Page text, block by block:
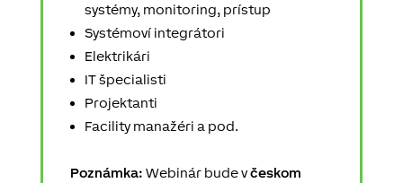
systémy, monitoring, prístup
Systémoví integrátori
Elektrikári
IT špecialisti
Projektanti
Facility manažéri a pod.
Poznámka: Webinár bude včeskom